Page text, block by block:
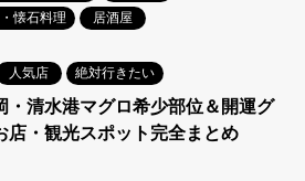
懐石料理
居酒屋
人気店 絶対行きたい
・清水港マグロ希少部位＆開運グ
店・観光スポット完全まとめ